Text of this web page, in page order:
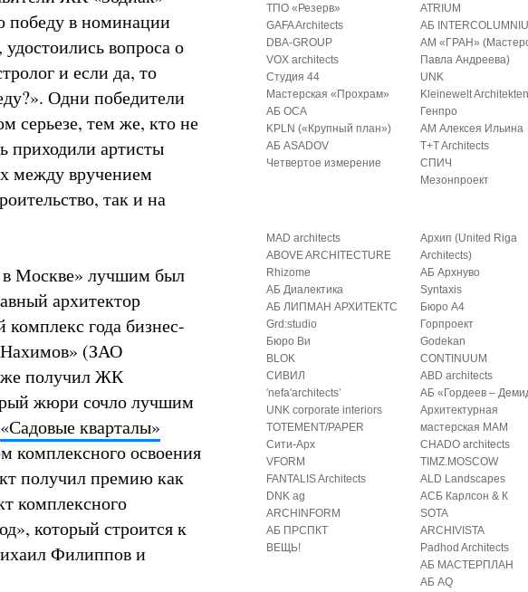
победу в номинации
вопроса о
и если да, то
Одни победители
серьезе, тем же, кто не
приходили артисты
между вручением
так и на
Москве» лучшим был
архитектор
года бизнес-
Нахимов» (ЗАО
получил ЖК
жюри сочло лучшим
«Садовые кварталы»
комплексного освоения
получил премию как
комплексного
который строится к
Филиппов и
ТПО «Резерв»
GAFA Architects
DBA-GROUP
VOX architects
Студия 44
Мастерская «Прохрам»
АБ ОСА
KPLN («Крупный план»)
АБ ASADOV
Четвертое измерение
ATRIUM
АБ
АМ «ГРАН»
Павла Андреева)
UNK
Kleinewelt
Генпро
АМ Алексея Ильина
T+T Architects
СПИЧ
Мезонпроект
MAD architects
ABOVE ARCHITECTURE
Rhizome
АБ Диалектика
АБ ЛИПМАН АРХИТЕКТС
Grd:studio
Бюро Ви
BLOK
СИВИЛ
′nefa′architects′
UNK corporate interiors
TOTEMENT/PAPER
Сити-Арх
VFORM
FANTALIS Architects
DNK ag
ARCHINFORM
АБ ПРСПКТ
ВЕЩЬ!
Архип (United Riga
Architects)
АБ Архнуво
Syntaxis
Бюро А4
Горпроект
Godekan
CONTINUUM
ABD architects
АБ «Гордеев –
Архитектурная
мастерская МАМ
CHADO architects
TIMZ.MOSCOW
ALD Landscapes
АСБ Карлсон & К
SOTA
ARCHIVISTA
Padhod Architects
АБ МАСТЕРПЛАН
АБ AQ